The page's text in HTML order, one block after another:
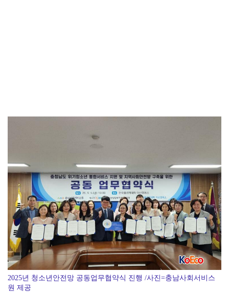
2025년 청소년안전망 공동업무협약식 진행 /사진=충남사회서비스
원 제공